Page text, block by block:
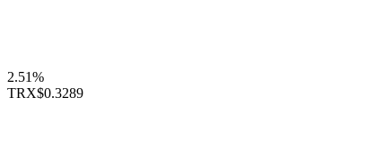
2.51%
TRX$0.3289